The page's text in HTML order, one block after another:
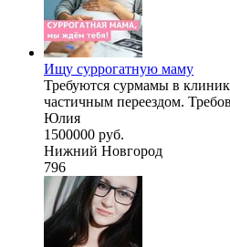
Ищу суррогатную маму
Требуются сурмамы в
частичным переездом.
Юлия
1500000 руб.
Нижний Новгород
796